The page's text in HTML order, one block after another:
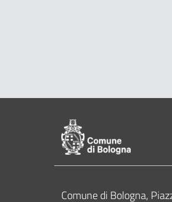
Pié di pagina di
Contatti
Comune di Bologna,